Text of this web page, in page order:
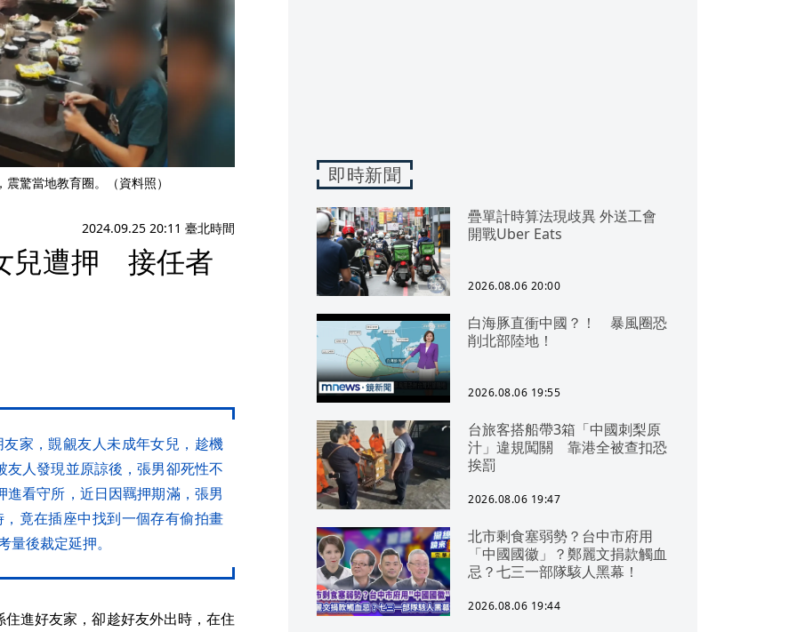
驚當地教育圈。（資料照）
2024.09.25 20:11 臺北時間
兒遭押 接任者
家，覬覦友人未成年女兒，趁機
人發現並原諒後，張男卻死性不
看守所，近日因羈押期滿，張男
竟在插座中找到一個存有偷拍畫
後裁定延押。
進好友家，卻趁好友外出時，在住
即時新聞
疊單計時算法現歧異 外送工會
開戰Uber Eats
2026.08.06 20:00
白海豚直衝中國？！ 暴風圈恐
削北部陸地！
2026.08.06 19:55
台旅客搭船帶3箱「中國刺梨原
汁」違規闖關 靠港全被查扣恐
挨罰
2026.08.06 19:47
北市剩食塞弱勢？台中市府用
「中國國徽」？鄭麗文捐款觸血
忌？七三一部隊駭人黑幕！
2026.08.06 19:44